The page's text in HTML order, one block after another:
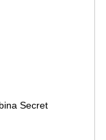
Secret